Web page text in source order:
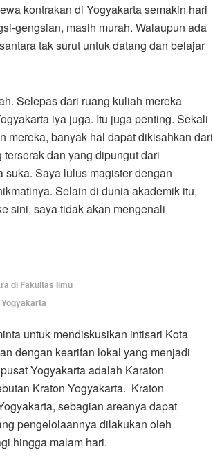
kontrakan di Yogyakarta semakin hari
gengsian, masih murah. Walaupun ada
tak surut untuk datang dan belajar
Selepas dari ruang kuliah mereka
iya juga. Itu juga penting. Sekali
mereka, banyak hal dapat dikisahkan dari
dan yang dipungut dari
Saya lulus magister dengan
Selain di dunia akademik itu,
sini, saya tidak akan mengenali
di Fakultas Ilmu
untuk mendiskusikan intisari Kota
dengan kearifan lokal yang menjadi
Yogyakarta adalah Karaton
Kraton Yogyakarta. Kraton
sebagian areanya dapat
pengelolaannya dilakukan oleh
hingga malam hari.